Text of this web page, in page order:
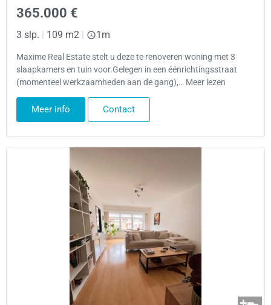
365.000 €
3 slp. | 109 m2 | 1m
Maxime Real Estate stelt u deze te renoveren woning met 3
slaapkamers en tuin voor.Gelegen in een éénrichtingsstraat
(momenteel werkzaamheden aan de gang),… Meer lezen
Meer info Contact